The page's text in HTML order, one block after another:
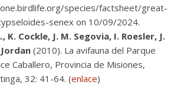
species/factsheet/great-
senex on 10/09/2024.
K. Cockle, J. M. Segovia, I. Roesler, J.
(2010). La avifauna del Parque
Caballero, Provincia de Misiones,
32: 41-64. (enlace)